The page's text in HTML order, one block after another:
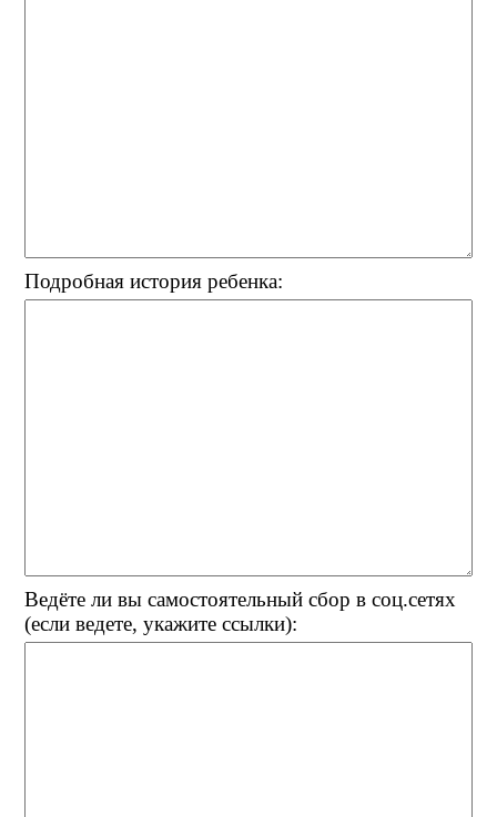
Подробная история ребенка:
Ведёте ли вы самостоятельный сбор в соц.сетях
(если ведете, укажите ссылки):